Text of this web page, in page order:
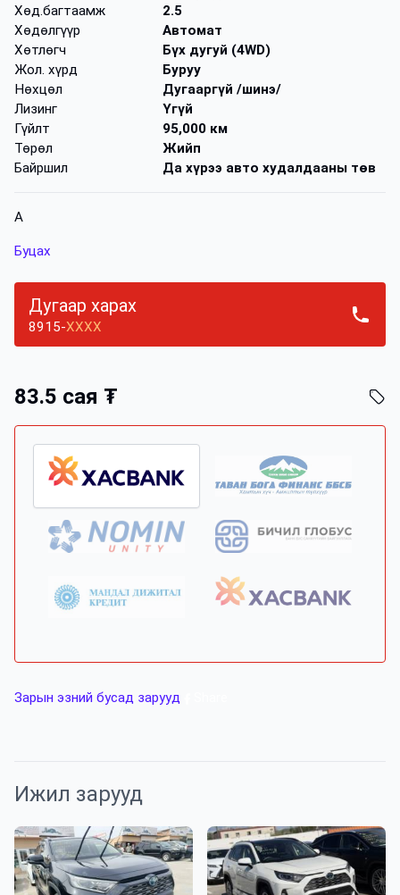
Хөд.багтаамж
2.5
Хөдөлгүүр
Автомат
Хөтлөгч
Бүх дугуй (4WD)
Жол. хүрд
Буруу
Нөхцөл
Дугааргүй /шинэ/
Лизинг
Үгүй
Гүйлт
95,000 км
Төрөл
Жийп
Байршил
Да хүрээ авто худалдааны төв
A
Буцах
Дугаар харах
8915-XXXX
83.5 сая ₮
Зарын эзний бусад зарууд
Ижил зарууд